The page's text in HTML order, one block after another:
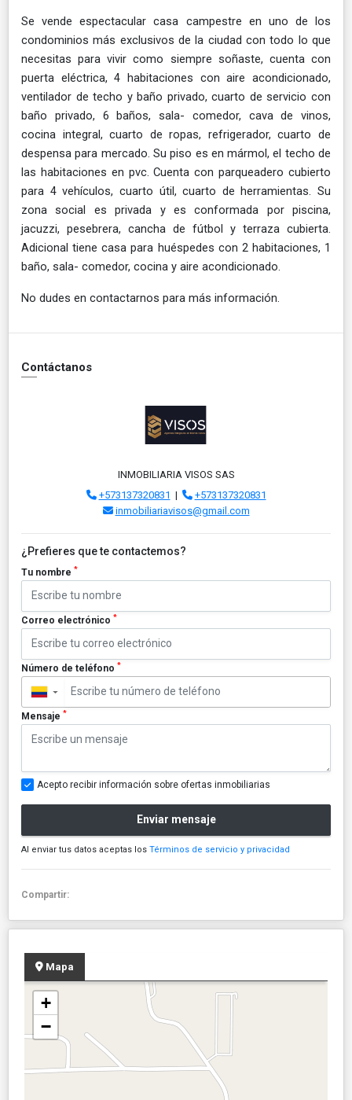
Se vende espectacular casa campestre en uno de los
condominios más exclusivos de la ciudad con todo lo que
necesitas para vivir como siempre soñaste, cuenta con
puerta eléctrica, 4 habitaciones con aire acondicionado,
ventilador de techo y baño privado, cuarto de servicio con
baño privado, 6 baños, sala- comedor, cava de vinos,
cocina integral, cuarto de ropas, refrigerador, cuarto de
despensa para mercado. Su piso es en mármol, el techo de
las habitaciones en pvc. Cuenta con parqueadero cubierto
para 4 vehículos, cuarto útil, cuarto de herramientas. Su
zona social es privada y es conformada por piscina,
jacuzzi, pesebrera, cancha de fútbol y terraza cubierta.
Adicional tiene casa para huéspedes con 2 habitaciones, 1
baño, sala- comedor, cocina y aire acondicionado.
No dudes en contactarnos para más información.
Contáctanos
INMOBILIARIA VISOS SAS
+573137320831 |
+573137320831
inmobiliariavisos@gmail.com
¿Prefieres que te contactemos?
Tu nombre *
Correo electrónico *
Número de teléfono *
▼
Mensaje *
Acepto recibir información sobre ofertas inmobiliarias
Enviar mensaje
Al enviar tus datos aceptas los Términos de servicio y privacidad
Compartir:
Mapa
+
−